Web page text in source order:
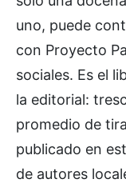
uno, puede
con Proyecto
sociales. Es el
la editorial:
promedio de
publicado en
de autores